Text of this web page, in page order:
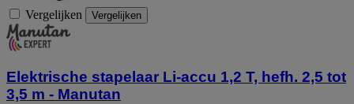
Vergelijken Vergelijken
Elektrische stapelaar Li-accu 1,2 T, hefh. 2,5 tot
3,5 m - Manutan